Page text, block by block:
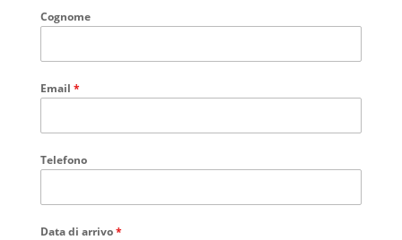
Cognome
Email *
Telefono
Data di arrivo*